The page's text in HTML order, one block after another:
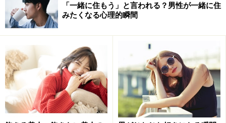
「一緒に住もう」と言われる？男性が一緒に住
みたくなる心理的瞬間